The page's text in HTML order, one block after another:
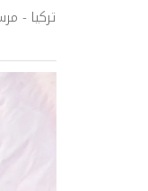
تركيا -